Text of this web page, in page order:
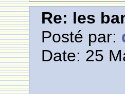
Re: les
Posté par:
Date: 25